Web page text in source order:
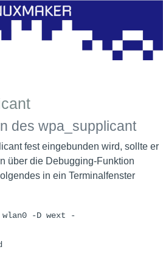
des wpa_supplicant
fest eingebunden wird, sollte er
über die Debugging-Funktion
in ein Terminalfenster
-D wext -